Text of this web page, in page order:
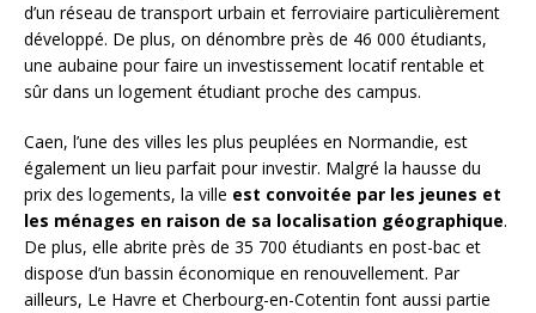
d’un réseau de transport urbain et ferroviaire particulièrement
développé. De plus, on dénombre près de 46 000 étudiants,
une aubaine pour faire un investissement locatif rentable et
sûr dans un logement étudiant proche des campus.
Caen, l’une des villes les plus peuplées en Normandie, est
également un lieu parfait pour investir. Malgré la hausse du
prix des logements, la ville est convoitée par les jeunes et
les ménages en raison de sa localisation géographique.
De plus, elle abrite près de 35 700 étudiants en post-bac et
dispose d’un bassin économique en renouvellement. Par
ailleurs, Le Havre et Cherbourg-en-Cotentin font aussi partie